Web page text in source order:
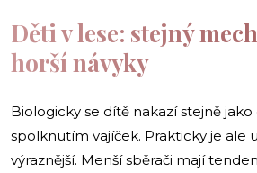
Děti v lese: stejný
horší návyky
Biologicky se dítě nakazí stejně jako
spolknutím vajíček. Prakticky je ale
výraznější. Menší sběrači mají